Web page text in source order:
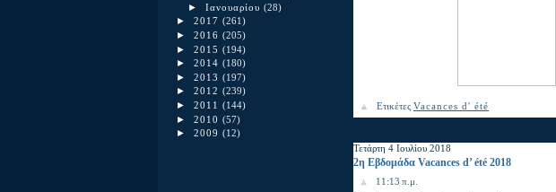
► Ιανουαρίου (28)
► 2017 (261)
► 2016 (205)
► 2015 (194)
► 2014 (180)
► 2013 (197)
► 2012 (239)
► 2011 (144)
► 2010 (57)
► 2009 (12)
Ετικέτες Vacances d' été
Τετάρτη 4 Ιουλίου 2018
2η Εβδομάδα Vacances d’ été 2018
11:13 π.μ.